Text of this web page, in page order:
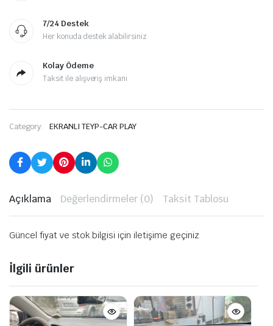
7/24 Destek
Her konuda destek alabilirsiniz
Kolay Ödeme
Taksit ile alışveriş imkanı
Category: EKRANLI TEYP-CAR PLAY
Açıklama Değerlendirmeler (0) Taksit Tablosu
Güncel fiyat ve stok bilgisi için iletişime geçiniz
İlgili ürünler